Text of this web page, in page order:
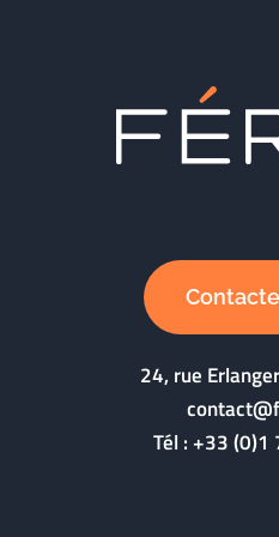
24, rue
Tél :+33 (0)1